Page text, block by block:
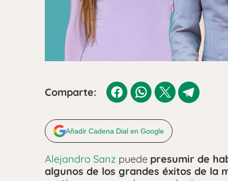
Comparte:
Añadir Cadena Dial en Google
Alejandro Sanz puede presumir de
algunos de los grandes éxitos de la